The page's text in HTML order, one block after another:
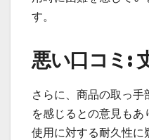
す。
悪い口コミ:
さらに、商品の取っ
を感じるとの意見も
使用に対する耐久性に